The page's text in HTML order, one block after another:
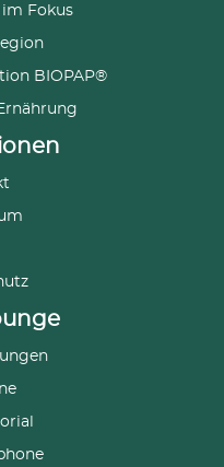
Fokus
BIOPAP®